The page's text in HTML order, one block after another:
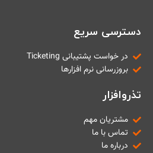
دسترسی سریع
در خواست پشتیبانی Ticketing
بروزرسانی نرم افزارها
تذروافزار
مشتریان مهم
تماس با ما
درباره ما